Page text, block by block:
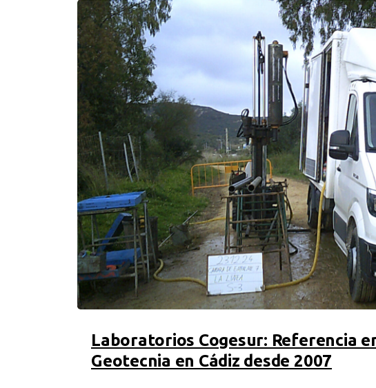
Laboratorios Cogesur: Referencia
Geotecnia en Cádiz desde 2007